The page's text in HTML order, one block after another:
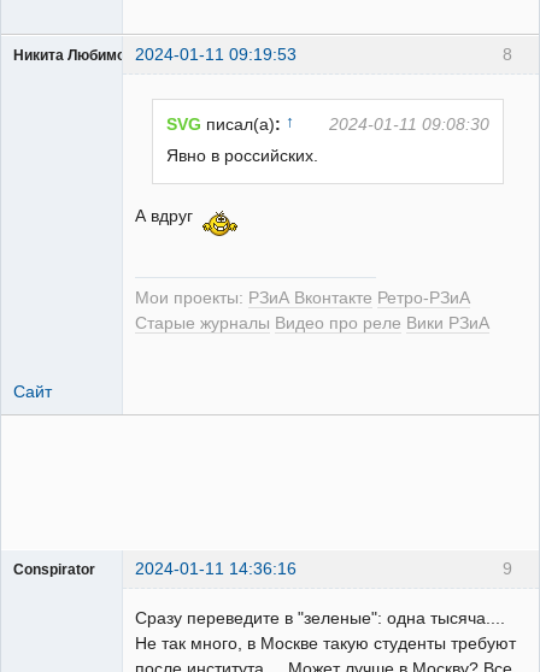
8
Никита Любимов 2024-01-11 09:19:53
SVG писал(а): ↑
2024-01-11 09:08:30
Явно в российских.
А вдруг
Мои проекты: РЗиА Вконтакте Ретро-РЗиА
Старые журналы Видео про реле Вики РЗиА
Сайт
9
Conspirator 2024-01-11 14:36:16
Сразу переведите в "зеленые": одна тысяча....
Не так много, в Москве такую студенты требуют